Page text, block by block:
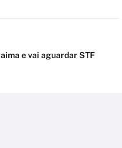
e vai aguardar STF